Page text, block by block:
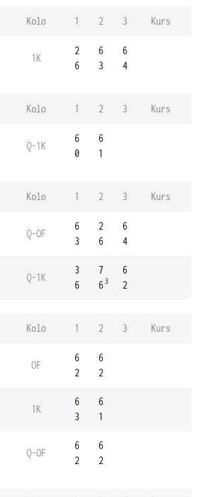
Kolo 1 2 3 Kurs
1K
2
6
6
3
6
4
Kolo 1 2 3 Kurs
Q-1K
6
0
6
1
Kolo 1 2 3 Kurs
Q-OF
6
3
2
6
6
4
Q-1K
3
6
7
6 3
6
2
Kolo 1 2 3 Kurs
OF
6
2
6
2
1K
6
3
6
1
Q-OF
6
2
6
2